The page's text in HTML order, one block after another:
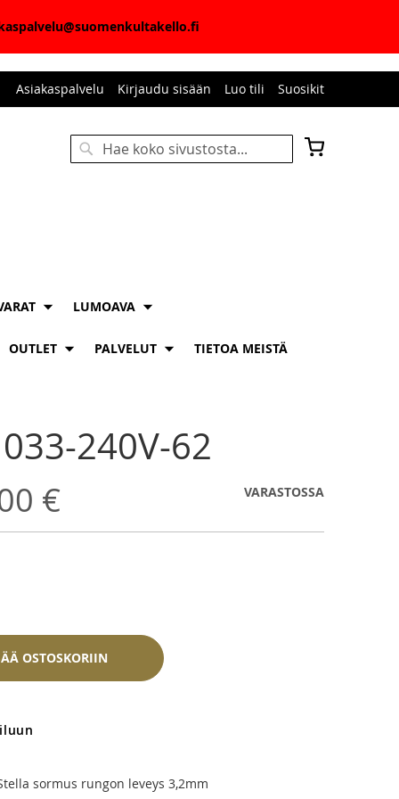
Asiakaspalvelu Kirjaudu sisään Luo tili Suosikit
Ostoskori
Haku
LUMOAVA
OUTLET PALVELUT TIETOA MEISTÄ
240V-62
€ VARASTOSSA
OSTOSKORIIN
sormus rungon leveys 3,2mm